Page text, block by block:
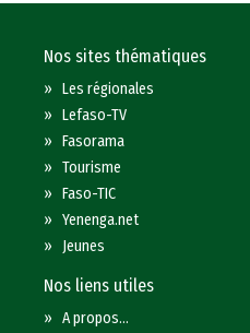
Nos sites thématiques
»Les régionales
»Lefaso-TV
»Fasorama
»Tourisme
»Faso-TIC
»Yenenga.net
» Jeunes
Nos liens utiles
»A propos...